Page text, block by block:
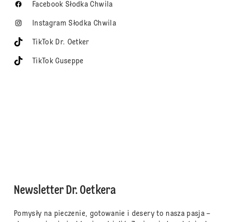
Facebook Słodka Chwila
Instagram Słodka Chwila
TikTok Dr. Oetker
TikTok Guseppe
Newsletter Dr. Oetkera
Pomysły na pieczenie, gotowanie i desery to nasza pasja –